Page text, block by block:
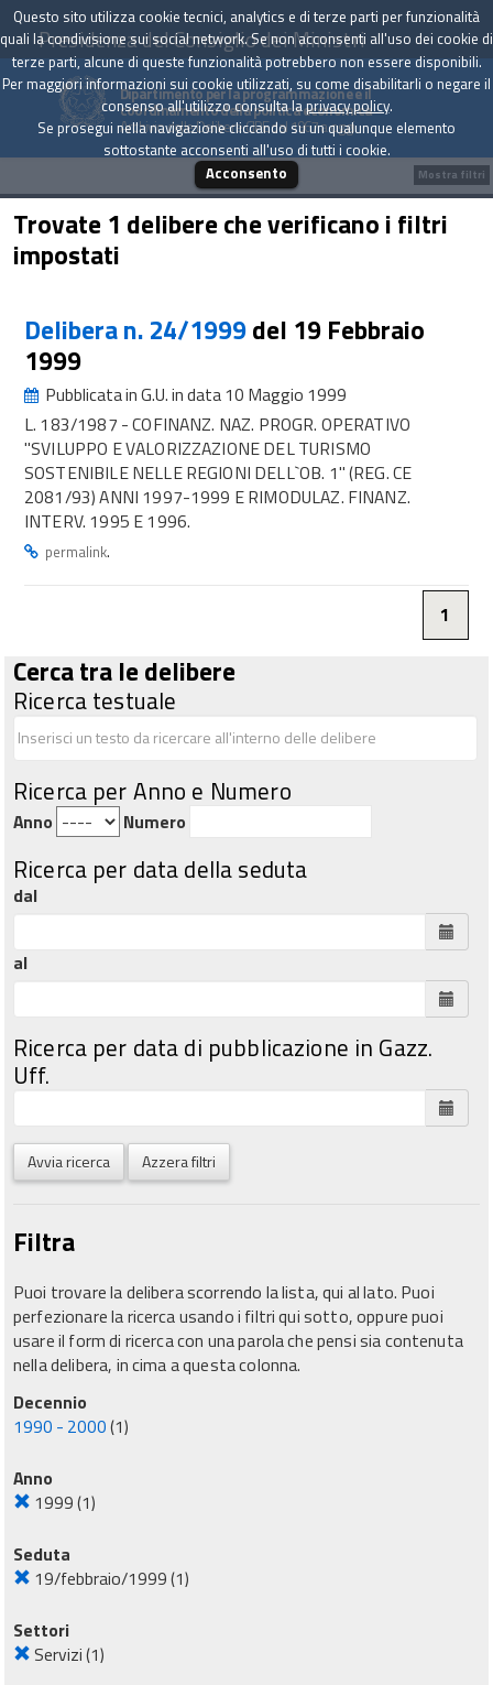
Presidenza del Consiglio dei Ministri
Dipartimento per la programmazione e il
coordinamento della politica economica
Archivio delle Delibere CIPE dal 1967 a oggi
Trovate 1 delibere che verificano i filtri
impostati
Delibera n. 24/1999del 19 Febbraio
1999
Pubblicata in G.U. in data 10 Maggio 1999
L. 183/1987 - COFINANZ. NAZ. PROGR. OPERATIVO
"SVILUPPO E VALORIZZAZIONE DEL TURISMO
SOSTENIBILE NELLE REGIONI DELL`OB. 1" (REG. CE
2081/93) ANNI 1997-1999 E RIMODULAZ. FINANZ.
INTERV. 1995 E 1996.
permalink.
1
Cerca tra le delibere
Ricerca testuale
Ricerca per Anno e Numero
Anno Numero
Ricerca per data della seduta
dal
al
Ricerca per data di pubblicazione in Gazz.
Uff.
Avvia ricerca Azzera filtri
Filtra
Puoi trovare la delibera scorrendo la lista, qui al lato. Puoi
perfezionare la ricerca usando i filtri qui sotto, oppure puoi
usare il form di ricerca con una parola che pensi sia contenuta
nella delibera, in cima a questa colonna.
Decennio
1990 - 2000(1)
Anno
1999(1)
Seduta
19/febbraio/1999(1)
Settori
Servizi(1)
Mostra filtri
Questo sito utilizza cookie tecnici, analytics e di terze parti per funzionalità
quali la condivisione sui social network. Se non acconsenti all'uso dei cookie di
terze parti, alcune di queste funzionalità potrebbero non essere disponibili.
Per maggiori informazioni sui cookie utilizzati, su come disabilitarli o negare il
consenso all'utilizzo consulta laprivacy policy.
Se prosegui nella navigazione cliccando su un qualunque elemento
sottostante acconsenti all'uso di tutti i cookie.
Acconsento